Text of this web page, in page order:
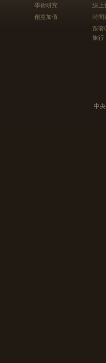
學術研究
創意加值
線上
時間
跟
旅行
中